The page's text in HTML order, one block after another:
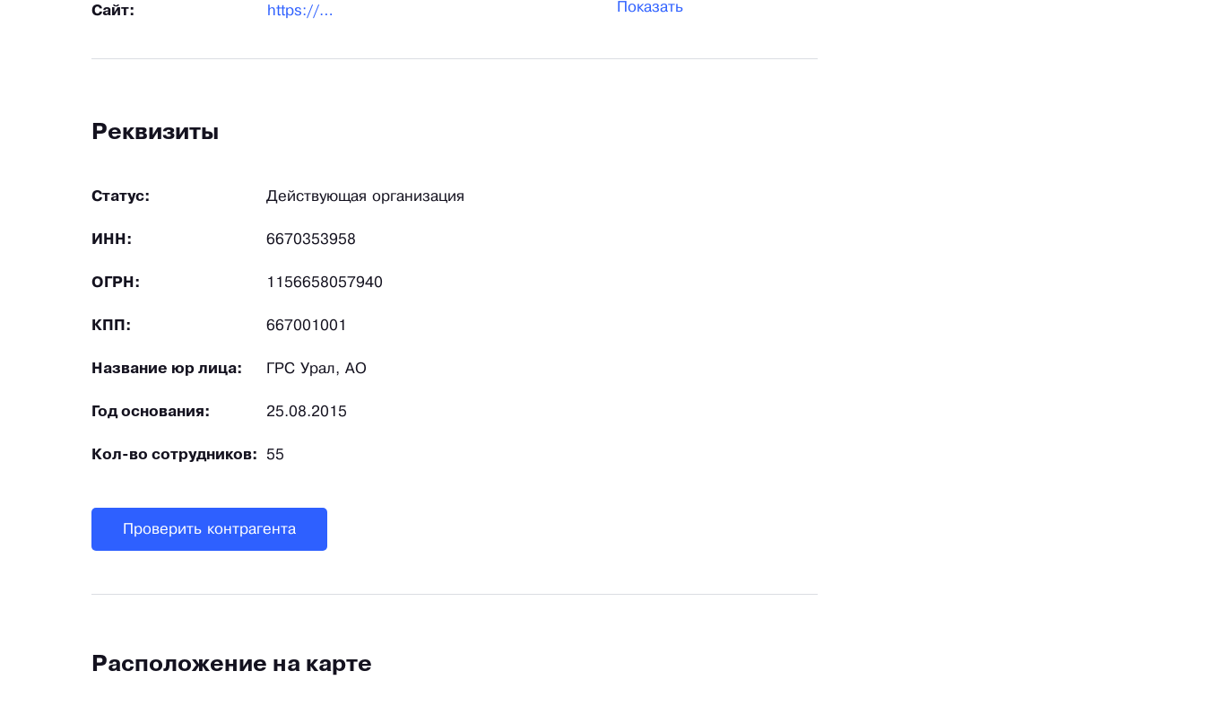
Сайт: https://grsural.ru/ Показать
Реквизиты
Статус: Действующая организация
ИНН: 6670353958
ОГРН: 1156658057940
КПП: 667001001
Название юр лица: ГРС Урал, АО
Год основания: 25.08.2015
Кол-во сотрудников: 55
Проверить контрагента
Расположение на карте